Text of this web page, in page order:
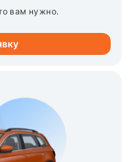
вам нужно.